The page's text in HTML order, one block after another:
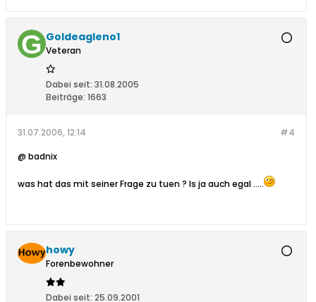
Goldeagleno1
Veteran
Dabei seit: 31.08.2005
Beiträge: 1663
#4
31.07.2006, 12:14
@ badnix
was hat das mit seiner Frage zu tuen ? Is ja auch egal .....
howy
Forenbewohner
Dabei seit: 25.09.2001